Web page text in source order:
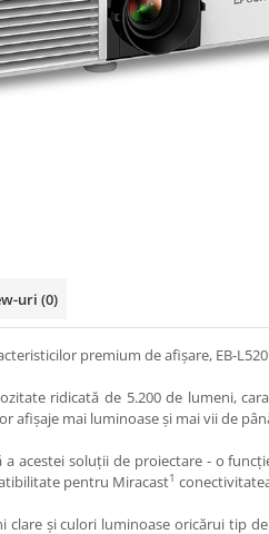
uri (0)
premium de afişare, EB-
ridicată de 5.200 de lumeni,
mai luminoase și mai vii de
a acestei soluţii de proiectare - o
pentru Miracast1
și culori luminoase oricărui tip